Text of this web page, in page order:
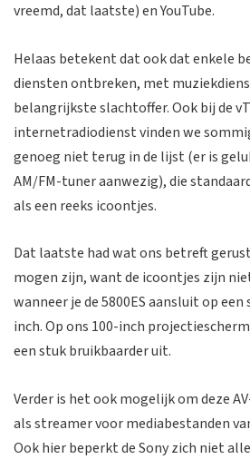
vreemd, dat laatste) en YouTube.
Helaas betekent dat ook dat enkele
diensten ontbreken, met
belangrijkste slachtoffer. Ook bij de
internetradiodienst vinden we
genoeg niet terug in de lijst (er is
AM/FM-tuner aanwezig), die
als een reeks icoontjes.
Dat laatste had wat ons betreft
mogen zijn, want de icoontjes zijn
wanneer je de 5800ES aansluit op
inch. Op ons 100-inch
een stuk bruikbaarder uit.
Verder is het ook mogelijk om deze
als streamer voor mediabestanden
Ook hier beperkt de Sony zich niet